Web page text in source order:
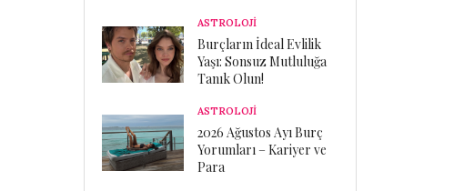
ASTROLOJİ
Burçların İdeal Evlilik
Yaşı: Sonsuz Mutluluğa
Tanık Olun!
ASTROLOJİ
2026 Ağustos Ayı Burç
Yorumları – Kariyer ve
Para